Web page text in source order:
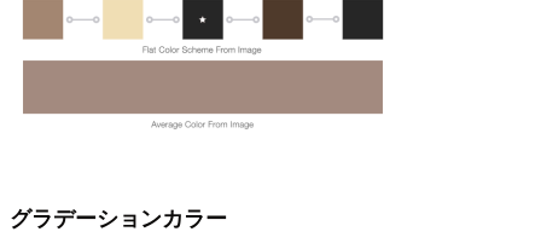
グラデーションカラー